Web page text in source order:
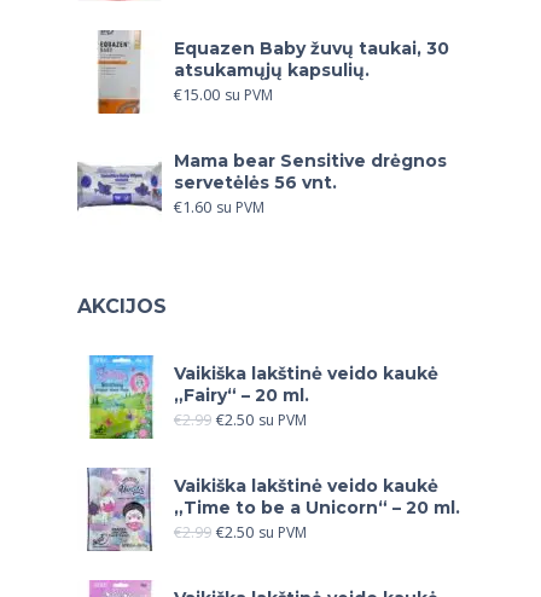
Equazen Baby žuvų taukai, 30
atsukamųjų kapsulių.
€15.00 su PVM
Mama bear Sensitive drėgnos
servetėlės 56 vnt.
€1.60 su PVM
AKCIJOS
Vaikiška lakštinė veido kaukė
„Fairy“ – 20 ml.
€2.99 €2.50 su PVM
Vaikiška lakštinė veido kaukė
„Time to be a Unicorn“ – 20 ml.
€2.99 €2.50 su PVM